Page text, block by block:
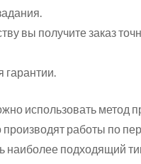
вы получите заказ
гарантии.
использовать метод
работы по
подходящий